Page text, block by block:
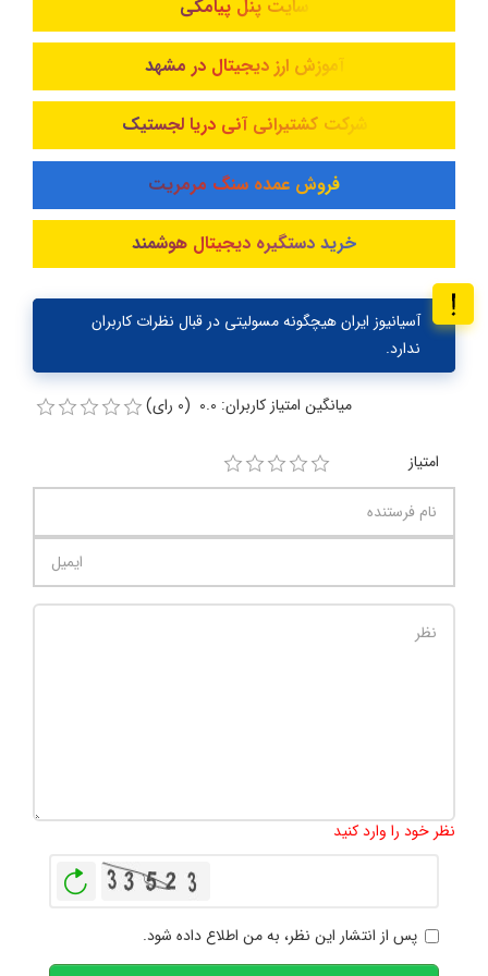
سایت پنل پیامکی
آموزش ارز دیجیتال در مشهد
شرکت کشتیرانی آنی دریا لجستیک
فروش عمده سنگ مرمریت
خرید دستگیره دیجیتال هوشمند
آسیانیوز ایران هیچگونه مسولیتی در قبال نظرات کاربران
ندارد.
میانگین امتیاز کاربران: 0.0 (0 رای)
امتیاز
نظر خود را وارد کنید
پس از انتشار این نظر، به من اطلاع داده شود.